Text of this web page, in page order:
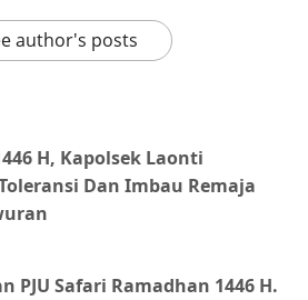
author's posts
H, Kapolsek Laonti
Dan Imbau Remaja
PJU Safari Ramadhan 1446 H.